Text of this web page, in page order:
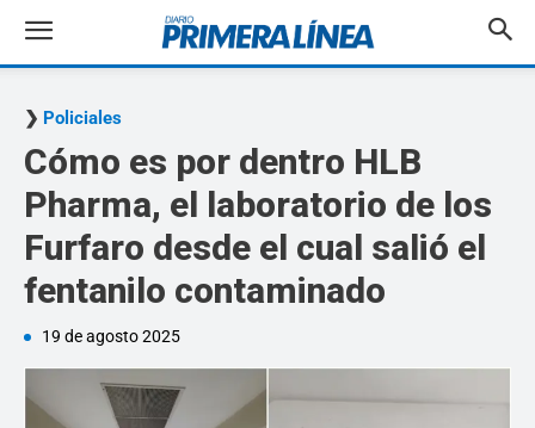
Policiales
Cómo es por dentro HLB
Pharma, el laboratorio de los
Furfaro desde el cual salió el
fentanilo contaminado
19 de agosto 2025